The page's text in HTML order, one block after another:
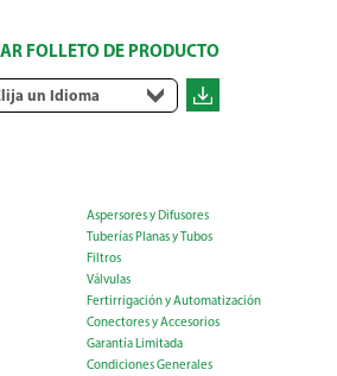
FOLLETO DE PRODUCTO
un Idioma
Aspersores y Difusores
Tuberías Planas y Tubos
Filtros
Válvulas
Fertirrigación y Automatización
Conectores y Accesorios
Garantía Limitada
Condiciones Generales